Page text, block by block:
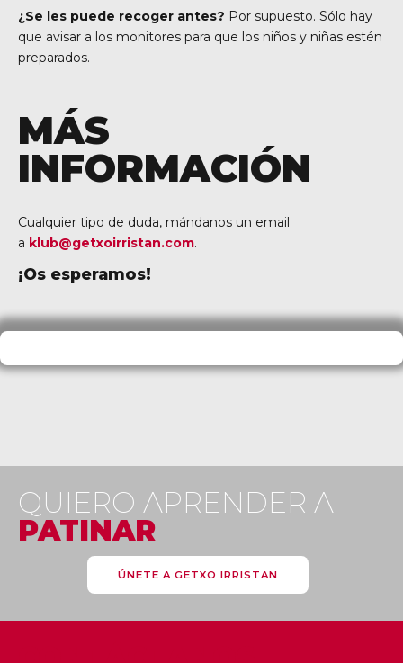
¿Se les puede recoger antes? Por supuesto. Sólo hay
que avisar a los monitores para que los niños y niñas estén
preparados.
MÁS
INFORMACIÓN
Cualquier tipo de duda, mándanos un email
a klub@getxoirristan.com.
¡Os esperamos!
QUIERO APRENDER A
PATINAR
ÚNETE A GETXO IRRISTAN